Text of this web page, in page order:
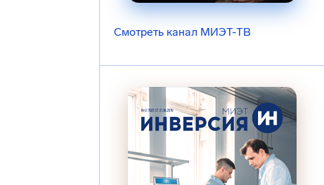
Смотреть канал МИЭТ-ТВ